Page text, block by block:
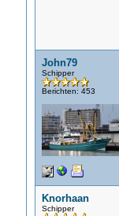
John79
Schipper
Berichten: 453
Knorhaan
Schipper